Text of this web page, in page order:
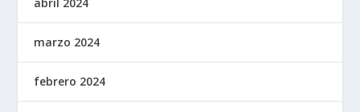
abril 2024
marzo 2024
febrero 2024